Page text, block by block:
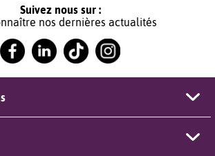
Suivez nous sur :
nos dernières actualités